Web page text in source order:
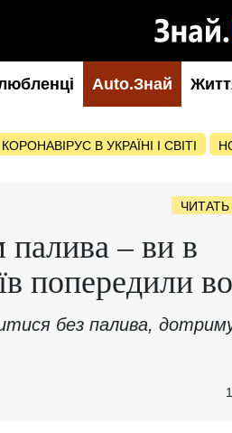
Auto.Знай
КОРОНАВІРУС В УКРАЇНІ І СВІТІ
– ви в
попередили
без палива,